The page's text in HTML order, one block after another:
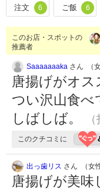
注文 6 ご飯 6
このお店・スポットの
推薦者
Saaaaaaaka さん （
唐揚げがオ
つい沢山食
しばしば。
このクチコミに
出っ歯リス さん （女
唐揚げが美